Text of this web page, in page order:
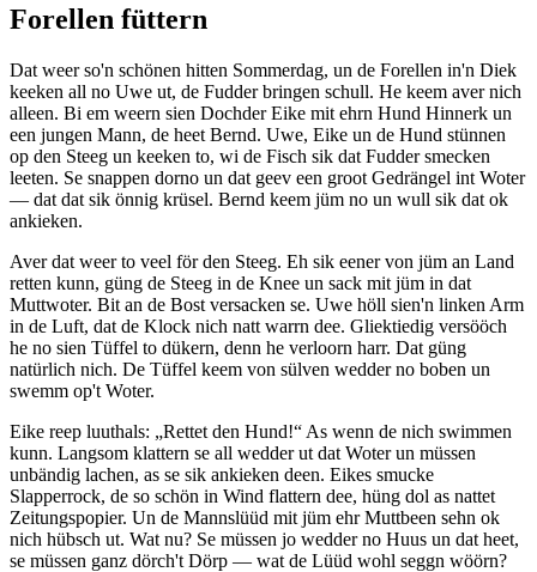
Forellen füttern
Dat weer so'n schönen hitten Sommerdag, un de Forellen in'n Diek
keeken all no Uwe ut, de Fudder bringen schull. He keem aver nich
alleen. Bi em weern sien Dochder Eike mit ehrn Hund Hinnerk un
een jungen Mann, de heet Bernd. Uwe, Eike un de Hund stünnen
op den Steeg un keeken to, wi de Fisch sik dat Fudder smecken
leeten. Se snappen dorno un dat geev een groot Gedrängel int Woter
— dat dat sik önnig krüsel. Bernd keem jüm no un wull sik dat ok
ankieken.
Aver dat weer to veel för den Steeg. Eh sik eener von jüm an Land
retten kunn, güng de Steeg in de Knee un sack mit jüm in dat
Muttwoter. Bit an de Bost versacken se. Uwe höll sien'n linken Arm
in de Luft, dat de Klock nich natt warrn dee. Gliektiedig versööch
he no sien Tüffel to dükern, denn he verloorn harr. Dat güng
natürlich nich. De Tüffel keem von sülven wedder no boben un
swemm op't Woter.
Eike reep luuthals:
Rettet den Hund!
As wenn de nich swimmen
kunn. Langsom klattern se all wedder ut dat Woter un müssen
unbändig lachen, as se sik ankieken deen. Eikes smucke
Slapperrock, de so schön in Wind flattern dee, hüng dol as nattet
Zeitungspopier. Un de Mannslüüd mit jüm ehr Muttbeen sehn ok
nich hübsch ut. Wat nu? Se müssen jo wedder no Huus un dat heet,
se müssen ganz dörch't Dörp — wat de Lüüd wohl seggn wöörn?